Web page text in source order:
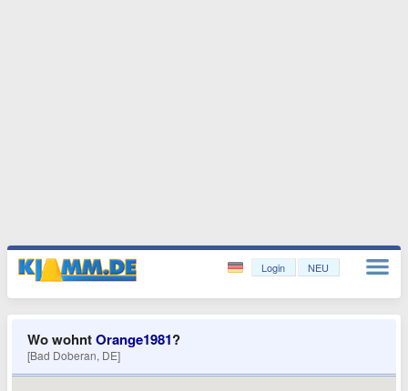
Login NEU
Wo wohntOrange1981?
[Bad Doberan, DE]